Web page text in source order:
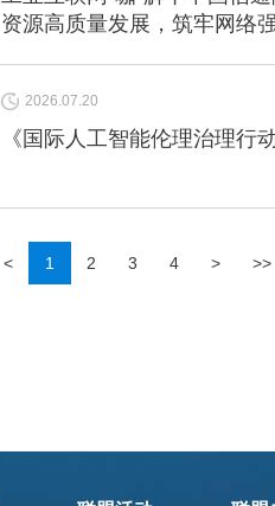
资源高质量发展，筑牢网络
2026.07.20
《国际人工智能伦理治理行
< 1 2 3 4 > >>